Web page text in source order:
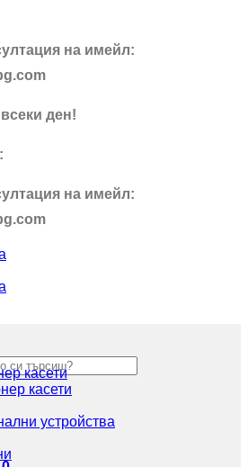
на имейл:
ден!
на имейл:
касети
касети
устройства